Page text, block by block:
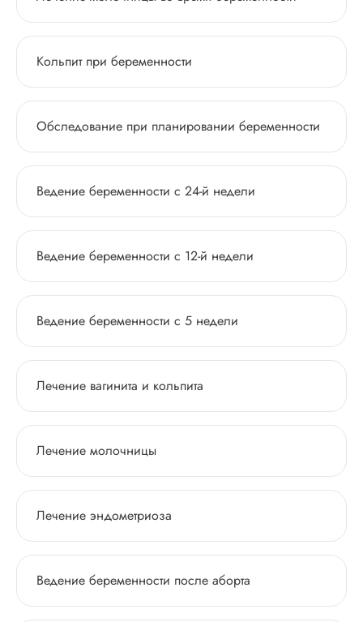
Кольпит при беременности
Обследование при планировании беременности
Ведение беременности с 24-й недели
Ведение беременности с 12-й недели
Ведение беременности с 5 недели
Лечение вагинита и кольпита
Лечение молочницы
Лечение эндометриоза
Ведение беременности после аборта